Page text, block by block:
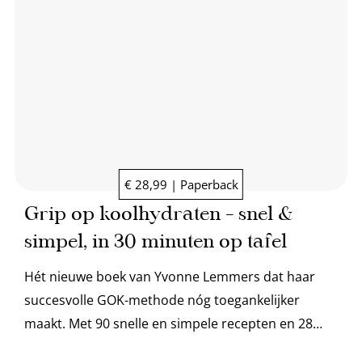
€ 28,99 | Paperback
Grip op koolhydraten – snel &
simpel, in 30 minuten op tafel
Hét nieuwe boek van Yvonne Lemmers dat haar
succesvolle GOK-methode nóg toegankelijker
maakt. Met 90 snelle en simpele recepten en 28